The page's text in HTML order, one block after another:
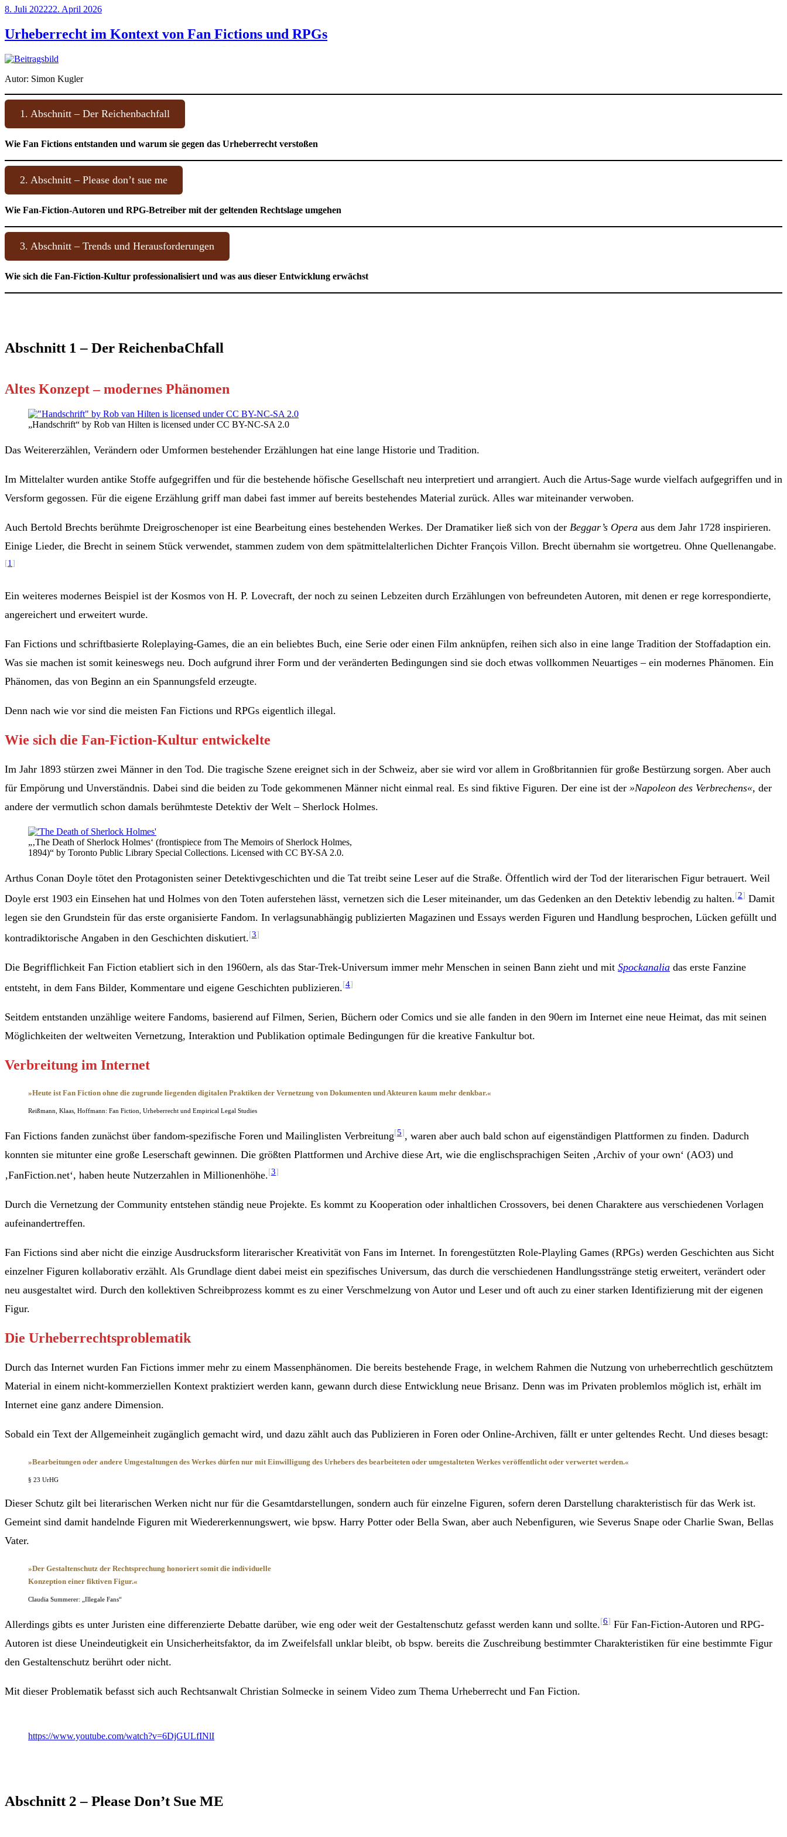
Veröffentlicht
8. Juli 202222. April 2026
Urheberrecht im Kontext von Fan Fictions und RPGs
Autor: Simon Kugler
1. Abschnitt – Der Reichenbachfall
Wie Fan Fictions entstanden und warum sie gegen das Urheberrecht verstoßen
2. Abschnitt – Please don’t sue me
Wie Fan-Fiction-Autoren und RPG-Betreiber mit der geltenden Rechtslage umgehen
3. Abschnitt – Trends und Herausforderungen
Wie sich die Fan-Fiction-Kultur professionalisiert und was aus dieser Entwicklung erwächst
Abschnitt 1 – Der ReichenbaChfall
Altes Konzept – modernes Phänomen
„Handschrift“ by Rob van Hilten is licensed under CC BY-NC-SA 2.0
Das Weitererzählen, Verändern oder Umformen bestehender Erzählungen hat eine lange Historie und Tradition.
Im Mittelalter wurden antike Stoffe aufgegriffen und für die bestehende höfische Gesellschaft neu interpretiert und arrangiert. Auch die Artus-Sage wurde vielfach aufgegriffen und in
Versform gegossen. Für die eigene Erzählung griff man dabei fast immer auf bereits bestehendes Material zurück. Alles war miteinander verwoben.
Auch Bertold Brechts berühmte Dreigroschenoper ist eine Bearbeitung eines bestehenden Werkes. Der Dramatiker ließ sich von der Beggar’s Opera aus dem Jahr 1728 inspirieren.
Einige Lieder, die Brecht in seinem Stück verwendet, stammen zudem von dem spätmittelalterlichen Dichter François Villon. Brecht übernahm sie wortgetreu. Ohne Quellenangabe.
[1 ]
Ein weiteres modernes Beispiel ist der Kosmos von H. P. Lovecraft, der noch zu seinen Lebzeiten durch Erzählungen von befreundeten Autoren, mit denen er rege korrespondierte,
angereichert und erweitert wurde.
Fan Fictions und schriftbasierte Roleplaying-Games, die an ein beliebtes Buch, eine Serie oder einen Film anknüpfen, reihen sich also in eine lange Tradition der Stoffadaption ein.
Was sie machen ist somit keineswegs neu. Doch aufgrund ihrer Form und der veränderten Bedingungen sind sie doch etwas vollkommen Neuartiges – ein modernes Phänomen. Ein
Phänomen, das von Beginn an ein Spannungsfeld erzeugte.
Denn nach wie vor sind die meisten Fan Fictions und RPGs eigentlich illegal.
Wie sich die Fan-Fiction-Kultur entwickelte
Im Jahr 1893 stürzen zwei Männer in den Tod. Die tragische Szene ereignet sich in der Schweiz, aber sie wird vor allem in Großbritannien für große Bestürzung sorgen. Aber auch
für Empörung und Unverständnis. Dabei sind die beiden zu Tode gekommenen Männer nicht einmal real. Es sind fiktive Figuren. Der eine ist der »Napoleon des Verbrechens«, der
andere der vermutlich schon damals berühmteste Detektiv der Welt – Sherlock Holmes.
„‚The Death of Sherlock Holmes‘ (frontispiece from The Memoirs of Sherlock Holmes,
1894)“ by Toronto Public Library Special Collections. Licensed with CC BY-SA 2.0.
Arthus Conan Doyle tötet den Protagonisten seiner Detektivgeschichten und die Tat treibt seine Leser auf die Straße. Öffentlich wird der Tod der literarischen Figur betrauert. Weil
Doyle erst 1903 ein Einsehen hat und Holmes von den Toten auferstehen lässt, vernetzen sich die Leser miteinander, um das Gedenken an den Detektiv lebendig zu halten.[2] Damit
legen sie den Grundstein für das erste organisierte Fandom. In verlagsunabhängig publizierten Magazinen und Essays werden Figuren und Handlung besprochen, Lücken gefüllt und
kontradiktorische Angaben in den Geschichten diskutiert.[3]
Die Begrifflichkeit Fan Fiction etabliert sich in den 1960ern, als das Star-Trek-Universum immer mehr Menschen in seinen Bann zieht und mit Spockanalia das erste Fanzine
entsteht, in dem Fans Bilder, Kommentare und eigene Geschichten publizieren.[4]
Seitdem entstanden unzählige weitere Fandoms, basierend auf Filmen, Serien, Büchern oder Comics und sie alle fanden in den 90ern im Internet eine neue Heimat, das mit seinen
Möglichkeiten der weltweiten Vernetzung, Interaktion und Publikation optimale Bedingungen für die kreative Fankultur bot.
Verbreitung im Internet
»Heute ist Fan Fiction ohne die zugrunde liegenden digitalen Praktiken der Vernetzung von Dokumenten und Akteuren kaum mehr denkbar.«
Reißmann, Klaas, Hoffmann: Fan Fiction, Urheberrecht und Empirical Legal Studies
Fan Fictions fanden zunächst über fandom-spezifische Foren und Mailinglisten Verbreitung[5], waren aber auch bald schon auf eigenständigen Plattformen zu finden. Dadurch
konnten sie mitunter eine große Leserschaft gewinnen. Die größten Plattformen und Archive diese Art, wie die englischsprachigen Seiten ‚Archiv of your own‘ (AO3) und
‚FanFiction.net‘, haben heute Nutzerzahlen in Millionenhöhe.[3]
Durch die Vernetzung der Community entstehen ständig neue Projekte. Es kommt zu Kooperation oder inhaltlichen Crossovers, bei denen Charaktere aus verschiedenen Vorlagen
aufeinandertreffen.
Fan Fictions sind aber nicht die einzige Ausdrucksform literarischer Kreativität von Fans im Internet. In forengestützten Role-Playling Games (RPGs) werden Geschichten aus Sicht
einzelner Figuren kollaborativ erzählt. Als Grundlage dient dabei meist ein spezifisches Universum, das durch die verschiedenen Handlungsstränge stetig erweitert, verändert oder
neu ausgestaltet wird. Durch den kollektiven Schreibprozess kommt es zu einer Verschmelzung von Autor und Leser und oft auch zu einer starken Identifizierung mit der eigenen
Figur.
Die Urheberrechtsproblematik
Durch das Internet wurden Fan Fictions immer mehr zu einem Massenphänomen. Die bereits bestehende Frage, in welchem Rahmen die Nutzung von urheberrechtlich geschütztem
Material in einem nicht-kommerziellen Kontext praktiziert werden kann, gewann durch diese Entwicklung neue Brisanz. Denn was im Privaten problemlos möglich ist, erhält im
Internet eine ganz andere Dimension.
Sobald ein Text der Allgemeinheit zugänglich gemacht wird, und dazu zählt auch das Publizieren in Foren oder Online-Archiven, fällt er unter geltendes Recht. Und dieses besagt:
»Bearbeitungen oder andere Umgestaltungen des Werkes dürfen nur mit Einwilligung des Urhebers des bearbeiteten oder umgestalteten Werkes veröffentlicht oder verwertet werden.«
§ 23 UrHG
Dieser Schutz gilt bei literarischen Werken nicht nur für die Gesamtdarstellungen, sondern auch für einzelne Figuren, sofern deren Darstellung charakteristisch für das Werk ist.
Gemeint sind damit handelnde Figuren mit Wiedererkennungswert, wie bpsw. Harry Potter oder Bella Swan, aber auch Nebenfiguren, wie Severus Snape oder Charlie Swan, Bellas
Vater.
»Der Gestaltenschutz der Rechtsprechung honoriert somit die individuelle
Konzeption einer fiktiven Figur.«
Claudia Summerer: „Illegale Fans“
Allerdings gibts es unter Juristen eine differenzierte Debatte darüber, wie eng oder weit der Gestaltenschutz gefasst werden kann und sollte.[6] Für Fan-Fiction-Autoren und RPG-
Autoren ist diese Uneindeutigkeit ein Unsicherheitsfaktor, da im Zweifelsfall unklar bleibt, ob bspw. bereits die Zuschreibung bestimmter Charakteristiken für eine bestimmte Figur
den Gestaltenschutz berührt oder nicht.
Mit dieser Problematik befasst sich auch Rechtsanwalt Christian Solmecke in seinem Video zum Thema Urheberrecht und Fan Fiction.
https://www.youtube.com/watch?v=6DjGULfINlI
Abschnitt 2 – Please Don’t Sue ME